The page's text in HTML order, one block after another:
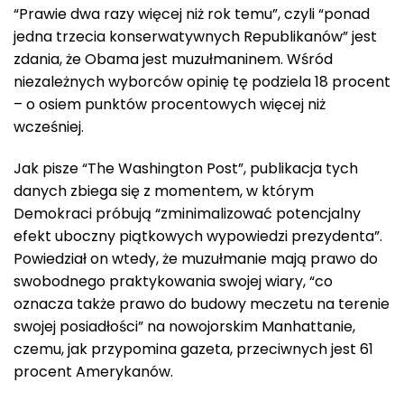
“Prawie dwa razy więcej niż rok temu”, czyli “ponad
jedna trzecia konserwatywnych Republikanów” jest
zdania, że Obama jest muzułmaninem. Wśród
niezależnych wyborców opinię tę podziela 18 procent
– o osiem punktów procentowych więcej niż
wcześniej.
Jak pisze “The Washington Post”, publikacja tych
danych zbiega się z momentem, w którym
Demokraci próbują “zminimalizować potencjalny
efekt uboczny piątkowych wypowiedzi prezydenta”.
Powiedział on wtedy, że muzułmanie mają prawo do
swobodnego praktykowania swojej wiary, “co
oznacza także prawo do budowy meczetu na terenie
swojej posiadłości” na nowojorskim Manhattanie,
czemu, jak przypomina gazeta, przeciwnych jest 61
procent Amerykanów.